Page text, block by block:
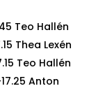
Teo Hallén
Thea Lexén
Teo Hallén
Anton